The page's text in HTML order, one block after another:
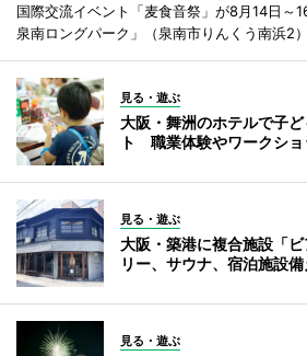
国際交流イベント「麦食音祭」が8月14日～
泉南ロングパーク」（泉南市りんくう南浜2
見る・遊ぶ
大阪・舞洲のホテルで子
ト 職業体験やワークショ
見る・遊ぶ
大阪・築港に複合施設「
リー、サウナ、宿泊施設備
見る・遊ぶ